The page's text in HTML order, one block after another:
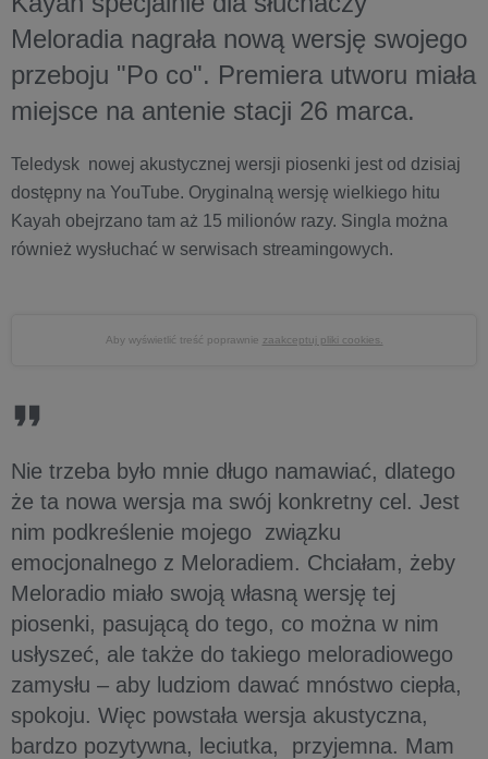
Meloradia nagrała nową wersję swojego
przeboju "Po co". Premiera utworu miała
miejsce na antenie stacji 26 marca.
Teledysk nowej akustycznej wersji piosenki jest od dzisiaj
dostępny na YouTube. Oryginalną wersję wielkiego hitu
Kayah obejrzano tam aż 15 milionów razy. Singla można
również wysłuchać w serwisach streamingowych.
Aby wyświetlić treść poprawnie zaakceptuj pliki cookies.
Nie trzeba było mnie długo namawiać, dlatego
że ta nowa wersja ma swój konkretny cel. Jest
nim podkreślenie mojego związku
emocjonalnego z Meloradiem. Chciałam, żeby
Meloradio miało swoją własną wersję tej
piosenki, pasującą do tego, co można w nim
usłyszeć, ale także do takiego meloradiowego
zamysłu – aby ludziom dawać mnóstwo ciepła,
spokoju. Więc powstała wersja akustyczna,
bardzo pozytywna, leciutka, przyjemna. Mam